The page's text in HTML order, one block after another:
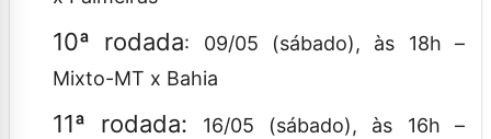
10ª rodada: 09/05 (sábado), às 18h –
Mixto-MT x Bahia
11ª rodada: 16/05 (sábado), às 16h –